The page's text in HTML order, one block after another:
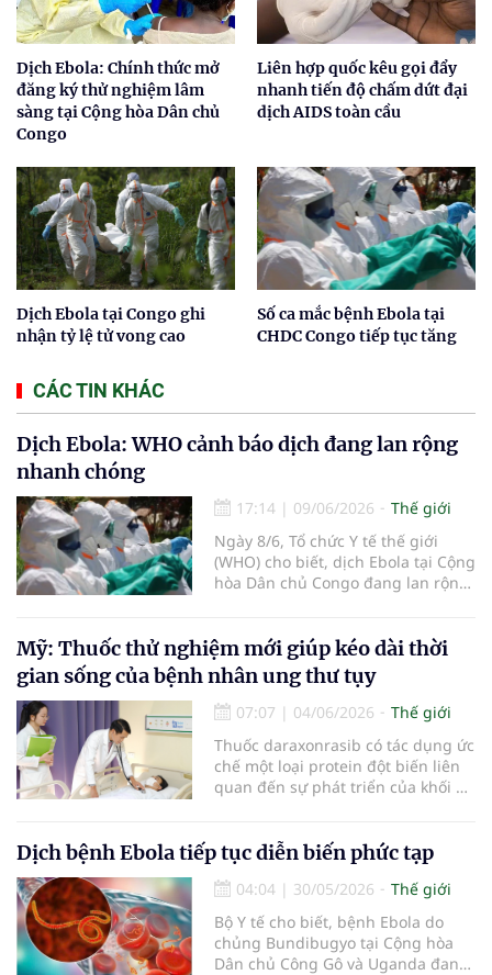
Dịch Ebola: Chính thức mở
đăng ký thử nghiệm lâm
sàng tại Cộng hòa Dân chủ
Congo
Liên hợp quốc kêu gọi đẩy
nhanh tiến độ chấm dứt đại
dịch AIDS toàn cầu
Dịch Ebola tại Congo ghi
nhận tỷ lệ tử vong cao
Số ca mắc bệnh Ebola tại
CHDC Congo tiếp tục tăng
CÁC TIN KHÁC
Dịch Ebola: WHO cảnh báo dịch đang lan rộng
nhanh chóng
17:14 | 09/06/2026
Thế giới
Ngày 8/6, Tổ chức Y tế thế giới
(WHO) cho biết, dịch Ebola tại Cộng
hòa Dân chủ Congo đang lan rộng
lây truyền xuyên biên giới sang
Uganda.
Mỹ: Thuốc thử nghiệm mới giúp kéo dài thời
gian sống của bệnh nhân ung thư tụy
07:07 | 04/06/2026
Thế giới
Thuốc daraxonrasib có tác dụng ức
chế một loại protein đột biến liên
quan đến sự phát triển của khối u,
Dịch bệnh Ebola tiếp tục diễn biến phức tạp
04:04 | 30/05/2026
Thế giới
Bộ Y tế cho biết, bệnh Ebola do
chủng Bundibugyo tại Cộng hòa
Dân chủ Công Gô và Uganda đang